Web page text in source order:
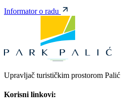
Informator o radu
Upravljač turističkim prostorom Palić
Korisni linkovi: